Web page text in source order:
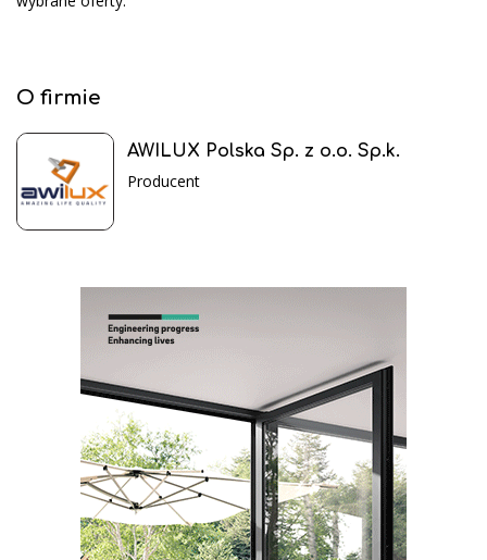
O firmie
AWILUX Polska Sp. z o.o. Sp.k.
Producent